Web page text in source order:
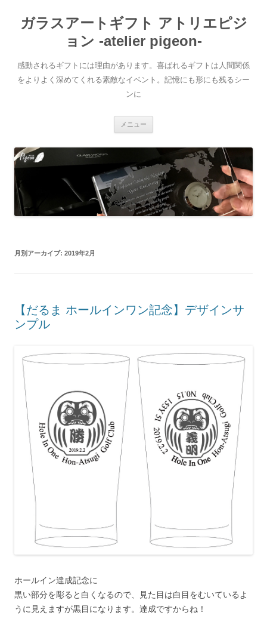
ガラスアートギフト アトリエピジ
ョン -atelier pigeon-
感動されるギフトには理由があります。喜ばれるギフトは人間関係
をよりよく深めてくれる素敵なイベント。記憶にも形にも残るシー
ンに
メニュー
へ
移
動
月別アーカイブ: 2019年2月
【だるま ホールインワン記念】デザインサ
ンプル
ホールイン達成記念に
黒い部分を彫ると白くなるので、見た目は白目をむいているよ
うに見えますが黒目になります。達成ですからね！